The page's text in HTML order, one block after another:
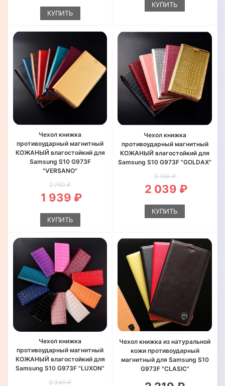
КУПИТЬ
КУПИТЬ
Чехол книжка
противоударный магнитный
КОЖАНЫЙ влагостойкий для
Samsung S10 G973F
"VERSANO"
2 750 ₽
1 939 ₽
КУПИТЬ
Чехол книжка
противоударный магнитный
КОЖАНЫЙ влагостойкий для
Samsung S10 G973F "GOLDAX"
3 150 ₽
2 039 ₽
КУПИТЬ
Чехол книжка
противоударный магнитный
КОЖАНЫЙ влагостойкий для
Samsung S10 G973F "LUXON"
3 349 ₽
Чехол книжка из натуральной
кожи противоударный
магнитный для Samsung S10
G973F "CLASIC"